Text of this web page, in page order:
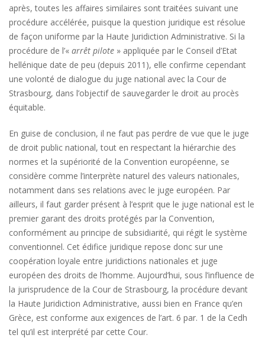
après, toutes les affaires similaires sont traitées suivant une
procédure accélérée, puisque la question juridique est résolue
de façon uniforme par la Haute Juridiction Administrative. Si la
procédure de l’« arrêt pilote » appliquée par le Conseil d’Etat
hellénique date de peu (depuis 2011), elle confirme cependant
une volonté de dialogue du juge national avec la Cour de
Strasbourg, dans l’objectif de sauvegarder le droit au procès
équitable.
En guise de conclusion, il ne faut pas perdre de vue que le juge
de droit public national, tout en respectant la hiérarchie des
normes et la supériorité de la Convention européenne, se
considère comme l’interprète naturel des valeurs nationales,
notamment dans ses relations avec le juge européen. Par
ailleurs, il faut garder présent à l’esprit que le juge national est le
premier garant des droits protégés par la Convention,
conformément au principe de subsidiarité, qui régit le système
conventionnel. Cet édifice juridique repose donc sur une
coopération loyale entre juridictions nationales et juge
européen des droits de l’homme. Aujourd’hui, sous l’influence de
la jurisprudence de la Cour de Strasbourg, la procédure devant
la Haute Juridiction Administrative, aussi bien en France qu’en
Grèce, est conforme aux exigences de l’art. 6 par. 1 de la Cedh
tel qu’il est interprété par cette Cour.